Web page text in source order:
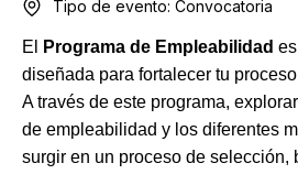
Tipo de evento: Convocatoria
El Programa de Empleabilidad
diseñada para fortalecer tu
A través de este programa,
de empleabilidad y los diferentes
surgir en un proceso de selección,